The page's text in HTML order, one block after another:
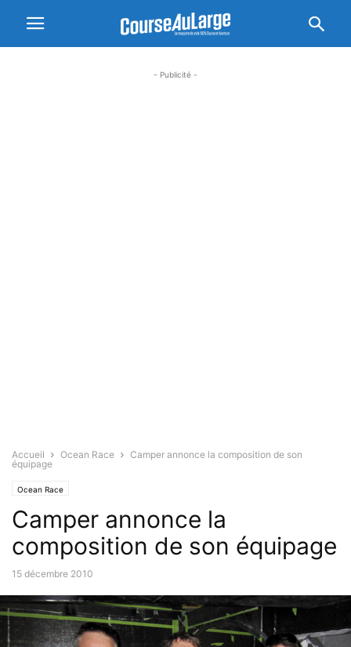
- Publicité -
Accueil Ocean Race
Camper annonce la composition de son
équipage
Ocean Race
Camper annonce la
composition de son équipage
15 décembre 2010